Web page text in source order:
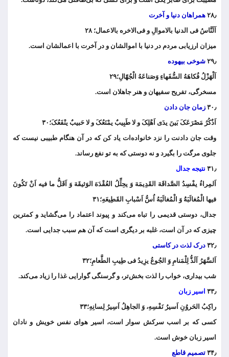
۲۸٫ همراهان دنیا و آخرت
اَلَنَّاسُ فی الدنیا بالاموالِ و فی‌الاخره بالاعمال؛ ۲۸
میزان ارزیابی مردم در دنیا با اموالشان و در آخرت با اعمالشان است.
۲۹٫ شوخی بیهوده
اَلْهَزْلُ فُکاهَهُ السُّفَهاءِ وَصَناعَهُ الْجُهّالِ؛۲۹
مسخرگی، تفریح سفیهان و هنر جاهلان است.
۳۰٫ زمان جان دادن
اَذُکُرُ مَصْرَعَکَ بَینَ یدَی اَهْلِکَ و لا طَبِیبٌ یمْنَعُکَ و لا حَبیبٌ ینْفَعُکَ؛۳۰
وقت جان دادنت را نزد خانواده‌ات یاد کن که در آن هنگام طبیبی نیست که
جلوی مرگت را بگیرد و نه دوستی که به تو نفع رساند.
۳۱٫ نتیجه جدال
اَلمِراءُ یفْسِدُ الصَّداقَهَ القَدِیمَهَ وَ یحِلِّلُ العُقْدَهَ الوَثیقَهَ وَ اَقَلُّ ما فیه اَنْ تَکُونَ
فیها الْمُغالَبَهُُ وَ الْمُغالَبَهُ اُسُّ اَسْبابِ القَطِیعَهِ؛۳۱
جدال، دوستی قدیمی را تباه می‌کند و پیوند اعتماد را می‌گشاید و کمترین
چیزی که در آن است، غلبه بر دیگری است که آن هم سبب جدایی است.
۳۲٫ درک لذت در کاستی
اَلسَّهَرُ اَلَذُّ لِلْمَنامِ وَ الجُوعُ یزِیدُ فی طِیبِ الطَّعامِ؛۳۲
شب بیداری، خواب را لذت بخش‌تر، و گرسنگی گوارایی غذا را زیاد می‌کند.
۳۳٫ اسیر زبان
راکِبُ الحَروُنِ اَسیرُ نَفْسِهِ، وَ الجاهِلُ اَسِیرُ لِسانِهِ؛۳۳
کسی که بر اسب سرکش سوار است، اسیر هوای نفس خویش و نادان
اسیر زبان خوش است.
۳۴٫ تصمیم قاطع